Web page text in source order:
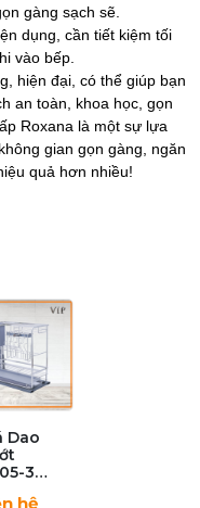
gàng sạch sẽ.
dụng, cần tiết kiệm tối
vào bếp.
hiện đại, có thể giúp bạn
an toàn, khoa học, gọn
Roxana là một sự lựa
gian gọn gàng, ngăn
quả hơn nhiều!
Dao
300
hệ